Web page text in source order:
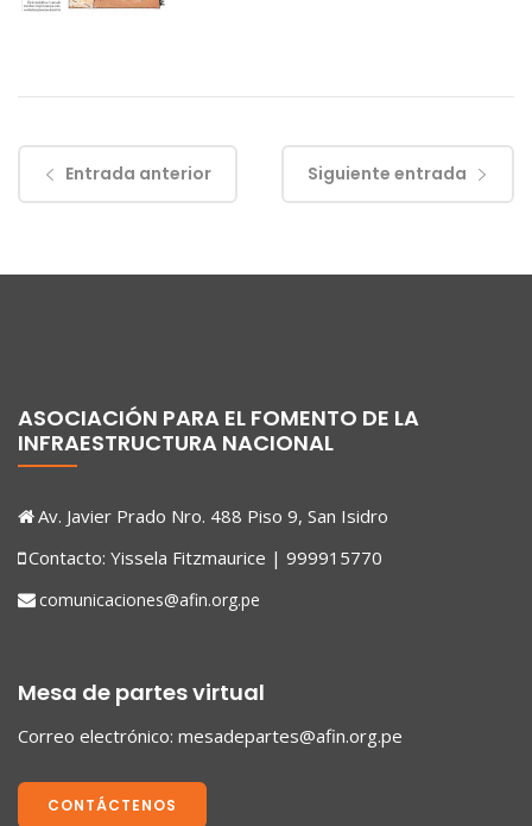
Entrada anterior Siguiente entrada
ASOCIACIÓN PARA EL FOMENTO DE LA
INFRAESTRUCTURA NACIONAL
Av. Javier Prado Nro. 488 Piso 9, San Isidro
Contacto: Yissela Fitzmaurice | 999915770
comunicaciones@afin.org.pe
Mesa de partes virtual
Correo electrónico: mesadepartes@afin.org.pe
CONTÁCTENOS